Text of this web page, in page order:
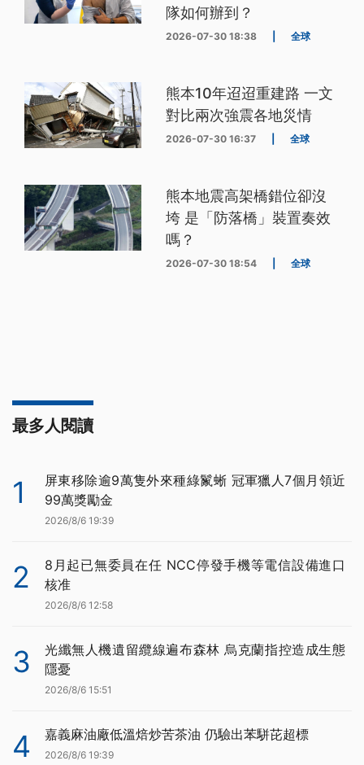
隊如何辦到？
2026-07-30 18:38 全球
熊本10年迢迢重建路 一文
對比兩次強震各地災情
2026-07-30 16:37 全球
熊本地震高架橋錯位卻沒
垮 是「防落橋」裝置奏效
嗎？
2026-07-30 18:54 全球
最多人閱讀
1
屏東移除逾9萬隻外來種綠鬣蜥 冠軍獵人7個月領近
99萬獎勵金
2026/8/6 19:39
2
8月起已無委員在任 NCC停發手機等電信設備進口
核准
2026/8/6 12:58
3
光纖無人機遺留纜線遍布森林 烏克蘭指控造成生態
隱憂
2026/8/6 15:51
4 嘉義麻油廠低溫焙炒苦茶油 仍驗出苯駢芘超標
2026/8/6 19:39